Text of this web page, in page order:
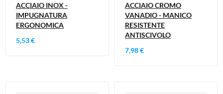
ACCIAIO INOX -
IMPUGNATURA
ERGONOMICA
5,53 €
ACCIAIO CROMO
VANADIO - MANICO
RESISTENTE
ANTISCIVOLO
7,98 €